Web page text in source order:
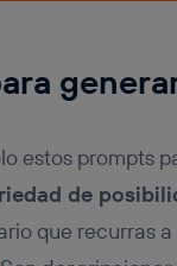
estos prompts
de
que recurras